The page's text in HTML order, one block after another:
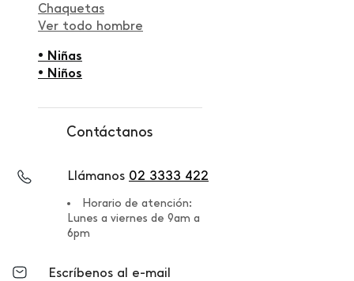
Chaquetas
Ver todo hombre
• Niñas
• Niños
Contáctanos
Llámanos 02 3333 422
Horario de atención:
Lunes a viernes de 9am a
6pm
Escríbenos al e-mail